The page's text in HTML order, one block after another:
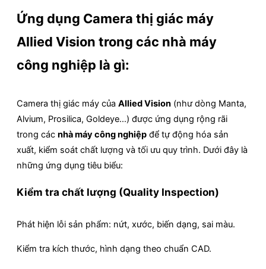
Ứng dụng Camera thị giác máy
Allied Vision trong các nhà máy
công nghiệp là gì:
Camera thị giác máy của Allied Vision (như dòng Manta,
Alvium, Prosilica, Goldeye…) được ứng dụng rộng rãi
trong các nhà máy công nghiệp để tự động hóa sản
xuất, kiểm soát chất lượng và tối ưu quy trình. Dưới đây là
những ứng dụng tiêu biểu:
Kiểm tra chất lượng (Quality Inspection)
Phát hiện lỗi sản phẩm: nứt, xước, biến dạng, sai màu.
Kiểm tra kích thước, hình dạng theo chuẩn CAD.